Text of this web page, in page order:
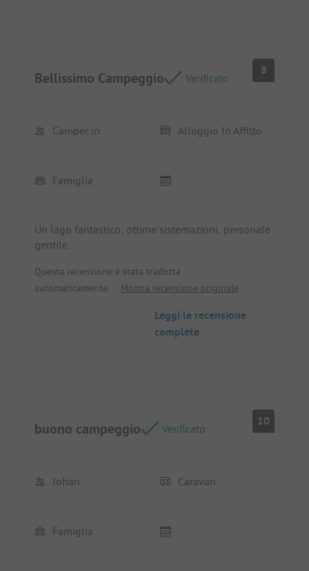
Bellissimo Campeggio Verificato
8
Camper:in Alloggio In Affitto
Famiglia
Un lago fantastico, ottime sistemazioni, personale
gentile.
Questa recensione è stata tradotta
automaticamente.
Mostra recensione originale
Leggi la recensione
completa
buono campeggio Verificato
10
Johan Caravan
Famiglia